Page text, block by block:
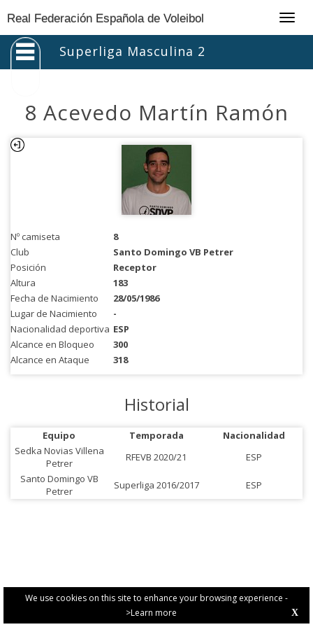
We use cookies on this site to enhance your browsing experience -
>Learn more
X
Real Federación Española de Voleibol
Superliga Masculina 2
8 Acevedo Martín Ramón
Nº camiseta
8
Club
Santo Domingo VB Petrer
Posición
Receptor
Altura
183
Fecha de Nacimiento
28/05/1986
Lugar de Nacimiento
-
Nacionalidad deportiva ESP
Alcance en Bloqueo
300
Alcance en Ataque
318
Historial
Equipo Temporada
Nacionalidad
Sedka Novias Villena
Petrer
RFEVB 2020/21
ESP
Santo Domingo VB
Petrer
Superliga 2016/2017 ESP